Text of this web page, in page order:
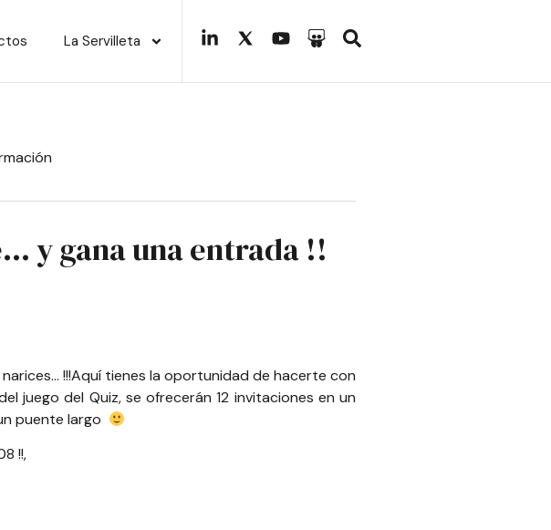
La Servilleta
y gana una entrada !!
!!!Aquí tienes la oportunidad de hacerte con
juego del Quiz, se ofrecerán 12 invitaciones en un
puente largo
!!,